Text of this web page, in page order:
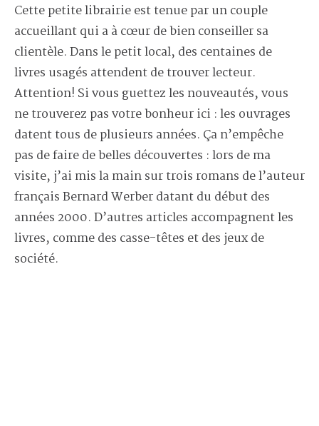
Cette petite librairie est tenue par un couple
accueillant qui a à cœur de bien conseiller sa
clientèle. Dans le petit local, des centaines de
livres usagés attendent de trouver lecteur.
Attention! Si vous guettez les nouveautés, vous
ne trouverez pas votre bonheur ici : les ouvrages
datent tous de plusieurs années. Ça n’empêche
pas de faire de belles découvertes : lors de ma
visite, j’ai mis la main sur trois romans de l’auteur
français Bernard Werber datant du début des
années 2000. D’autres articles accompagnent les
livres, comme des casse-têtes et des jeux de
société.